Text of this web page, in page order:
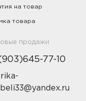
на товар
товара
продажи
77-10